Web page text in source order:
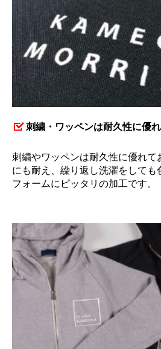
刺繍・ワッペンは耐久性に優
刺繍やワッペンは耐久性に優れて
にも耐え、繰り返し洗濯をしても
フォームにピッタリの加工です。